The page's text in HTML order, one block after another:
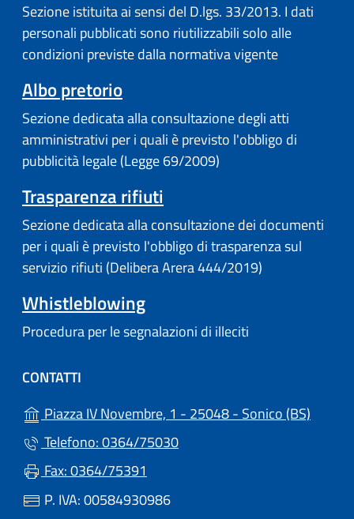
Sezione istituita ai sensi del D.lgs. 33/2013. I dati
personali pubblicati sono riutilizzabili solo alle
condizioni previste dalla normativa vigente
Albo pretorio
Sezione dedicata alla consultazione degli atti
amministrativi per i quali è previsto l'obbligo di
pubblicità legale (Legge 69/2009)
Trasparenza rifiuti
Sezione dedicata alla consultazione dei documenti
per i quali è previsto l'obbligo di trasparenza sul
servizio rifiuti (Delibera Arera 444/2019)
Whistleblowing
Procedura per le segnalazioni di illeciti
CONTATTI
Piazza IV Novembre, 1 - 25048 - Sonico (BS)
Telefono: 0364/75030
Fax: 0364/75391
P. IVA: 00584930986